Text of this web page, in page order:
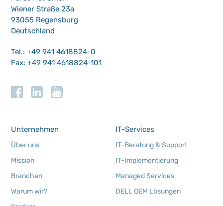
Wiener Straße 23a
93055 Regensburg
Deutschland
Tel.: +49 941 4618824-0
Fax: +49 941 4618824-101
Unternehmen
Über uns
Mission
Branchen
Warum wir?
IT-Services
IT-Beratung & Support
IT-Implementierung
Managed Services
DELL OEM Lösungen